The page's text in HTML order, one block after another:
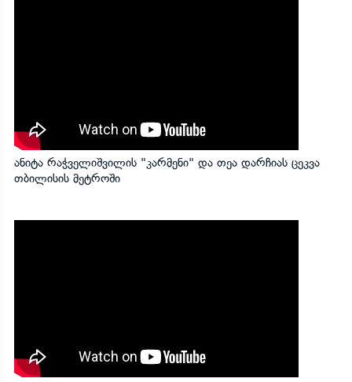
ანიტა რაჭველიშვილის "კარმენი" და თეა დარჩიას ცეკვა
თბილისის მეტროში